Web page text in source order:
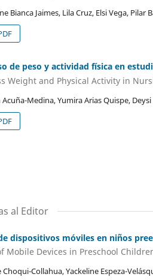
Bianca Jaimes, Lila Cruz, Elsi Vega,
de peso y actividad física en
Weight and Physical Activity in
Acuña-Medina, Yumira Arias Quispe,
al Editor
dispositivos móviles en niños
Mobile Devices in Preschool
Choqui-Collahua, Yackeline Espeza-